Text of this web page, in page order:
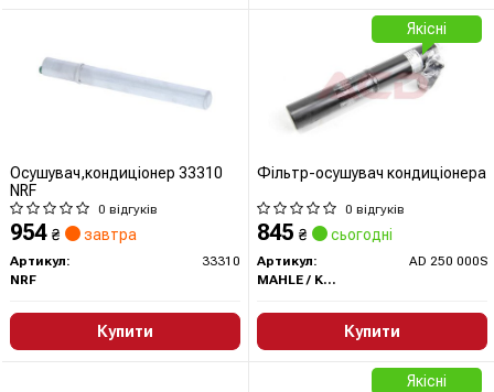
Осушувач,кондиціонер 33310
NRF
0 відгуків
954 ₴ завтра
Артикул:
33310
NRF
Купити
Фільтр-осушувач кондиціонера
0 відгуків
845 ₴ сьогодні
Артикул:
AD 250 000S
MAHLE / KNECHT
Купити
Якісні
Якісні